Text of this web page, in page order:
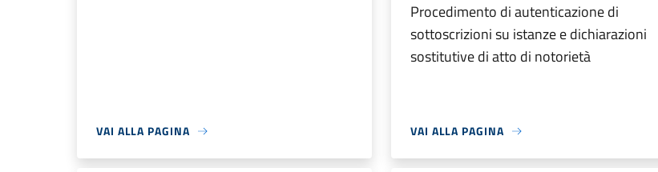
VAI ALLA PAGINA
Procedimento di autenticazione di
sottoscrizioni su istanze e dichiarazioni
sostitutive di atto di notorietà
VAI ALLA PAGINA